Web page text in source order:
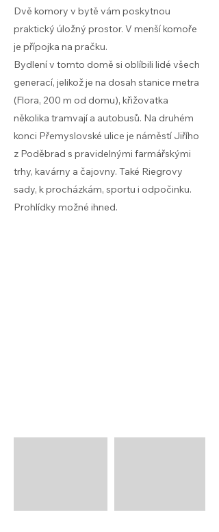
Dvě komory v bytě vám poskytnou
praktický úložný prostor. V menší komoře
je přípojka na pračku.
Bydlení v tomto domě si oblíbili lidé všech
generací, jelikož je na dosah stanice metra
(Flora, 200 m od domu), křižovatka
několika tramvají a autobusů. Na druhém
konci Přemyslovské ulice je náměstí Jiřího
z Poděbrad s pravidelnými farmářskými
trhy, kavárny a čajovny. Také Riegrovy
sady, k procházkám, sportu i odpočinku.
Prohlídky možné ihned.